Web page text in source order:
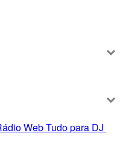
Web Tudo para DJ